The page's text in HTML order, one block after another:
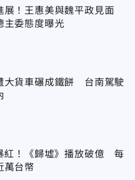
展！王惠美與魏平政見面
委態度曝光
大貨車碾成鐵餅 台南駕駛
紅！《歸墟》播放破億 每
萬台幣